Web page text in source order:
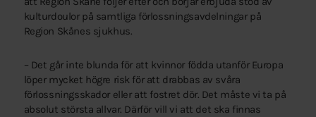
kulturdoulor på samtliga förlossningsavdelningar på
Region Skånes sjukhus.
– Det går inte blunda för att kvinnor födda utanför Europa
löper mycket högre risk för att drabbas av svåra
förlossningsskador eller att fostret dör. Det måste vi ta på
absolut största allvar. Därför vill vi att det ska finnas